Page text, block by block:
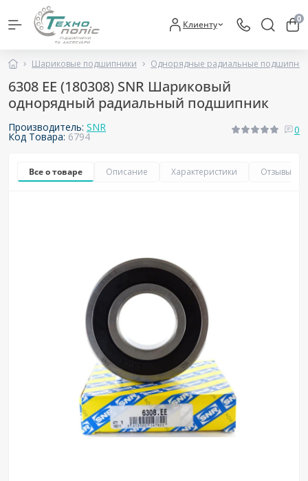
Клиенту 0
Шариковые подшипники Однорядные радиальные
6308 EE (180308) SNR Шариковый
однорядный радиальный подшипник
Производитель: SNR
Код Товара: 6794
0
Все о товаре Описание Характеристики Отзывы